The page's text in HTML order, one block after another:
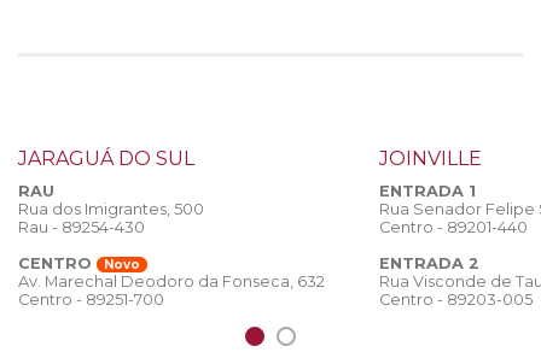
JARAGUÁ DO SUL
RAU
Rua dos Imigrantes, 500
Rau - 89254-430
CENTRO
Novo
Av. Marechal Deodoro da Fonseca, 632
Centro - 89251-700
JOINVILLE
ENTRADA 1
Rua Senador
Centro - 89201-440
ENTRADA 2
Rua Visconde de
Centro - 89203-005